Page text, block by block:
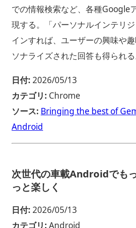
での情報検索など、各種Google
現する。「パーソナルインテリ
インすれば、ユーザーの興味や
ソナライズされた回答も得られる
日付: 2026/05/13
カテゴリ: Chrome
ソース: Bringing the best of
Android
次世代の車載Androidでも
っと楽しく
日付: 2026/05/13
カテゴリ: Android